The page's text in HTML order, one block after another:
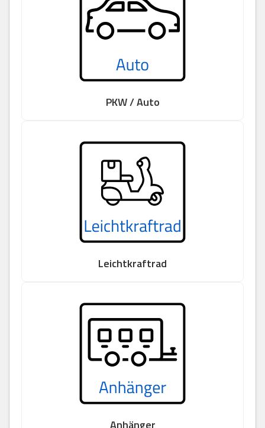
PKW / Auto
Leichtkraftrad
Anhänger